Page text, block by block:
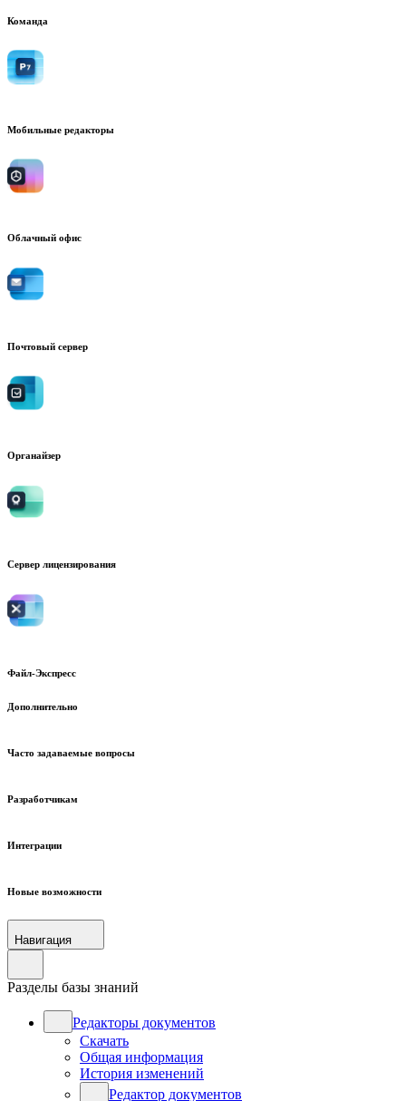
Команда
Мобильные редакторы
Облачный офис
Почтовый сервер
Органайзер
Сервер лицензирования
Файл-Экспресс
Дополнительно
Часто задаваемые вопросы
Разработчикам
Интеграции
Новые возможности
Навигация
Разделы базы знаний
Редакторы документов
Скачать
Общая информация
История изменений
Редактор документов